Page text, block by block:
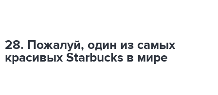
28. Пожалуй, один из самых
красивых Starbucks в мире